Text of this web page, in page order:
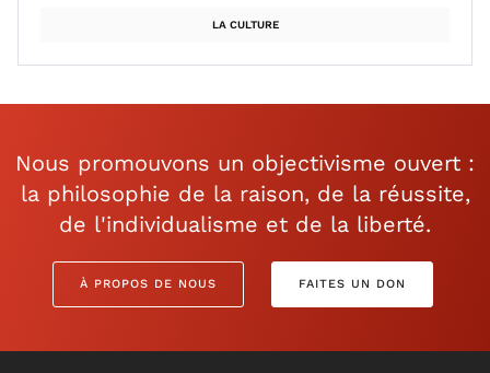
LA CULTURE
Nous promouvons un objectivisme ouvert :
la philosophie de la raison, de la réussite,
de l'individualisme et de la liberté.
À PROPOS DE NOUS FAITES UN DON